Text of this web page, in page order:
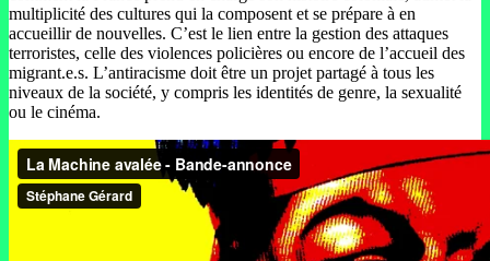
multiplicité des cultures qui la composent et se prépare à en
accueillir de nouvelles. C’est le lien entre la gestion des attaques
terroristes, celle des violences policières ou encore de l’accueil des
migrant.e.s. L’antiracisme doit être un projet partagé à tous les
niveaux de la société, y compris les identités de genre, la sexualité
ou le cinéma.